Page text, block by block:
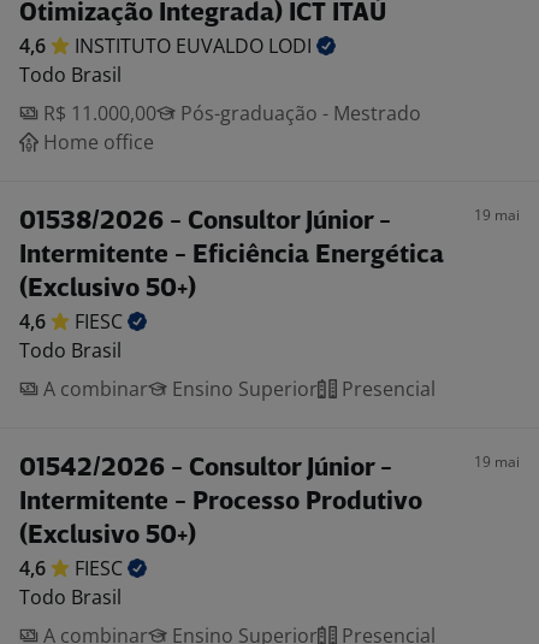
Otimização Integrada) ICT ITAÚ
4,6 INSTITUTO EUVALDO LODI
Todo Brasil
R$ 11.000,00
Pós-graduação - Mestrado
Home office
01538/2026 - Consultor Júnior -
Intermitente - Eficiência Energética
(Exclusivo 50+)
19 mai
4,6
FIESC
Todo Brasil
A combinar
Ensino Superior Presencial
01542/2026 - Consultor Júnior -
Intermitente - Processo Produtivo
(Exclusivo 50+)
19 mai
4,6
FIESC
Todo Brasil
A combinar
Ensino Superior Presencial